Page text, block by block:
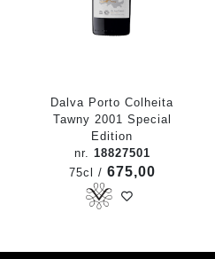
Dalva Porto Colheita
Tawny 2001 Special
Edition
nr. 18827501
75cl / 675,00